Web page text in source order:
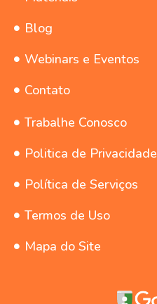
Blog
Webinars e Eventos
Contato
Trabalhe Conosco
Politica de Privacidade
Política de Serviços
Termos de Uso
Mapa do Site